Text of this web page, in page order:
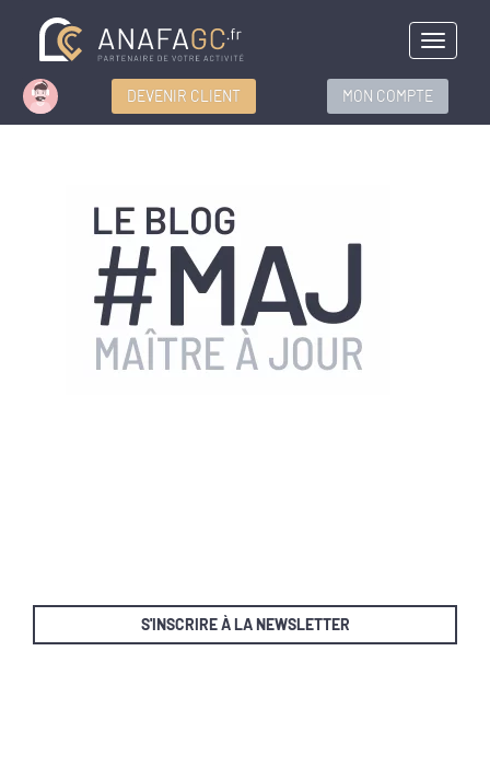
Menu
DEVENIR CLIENT MON COMPTE
S'INSCRIRE À LA NEWSLETTER